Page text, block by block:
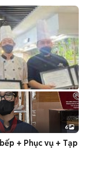
+2
6
+ Phục vụ + Tạp